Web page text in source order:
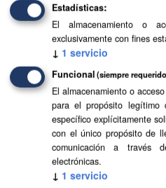
Planeamiento urbanístico
Valverde . Esta información es
el Gobierno de Canarias y ha
FIP SIPU PDF HTML
Planeamiento urbanístico
Planeamiento urbanístico
Tijarafe . Esta información es
Gobierno de Canarias y ha
Estadísticas
El almacenamiento o
exclusivamente con fines
↓ 1 servicio
Funcional (siempre
El almacenamiento o
para el propósito
específico explícitamente
con el único propósito de
comunicación a través
electrónicas.
↓ 1 servicio